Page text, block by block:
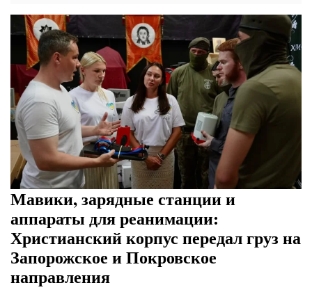
Мавики, зарядные станции и
аппараты для реанимации:
Христианский корпус передал груз на
Запорожское и Покровское
направления